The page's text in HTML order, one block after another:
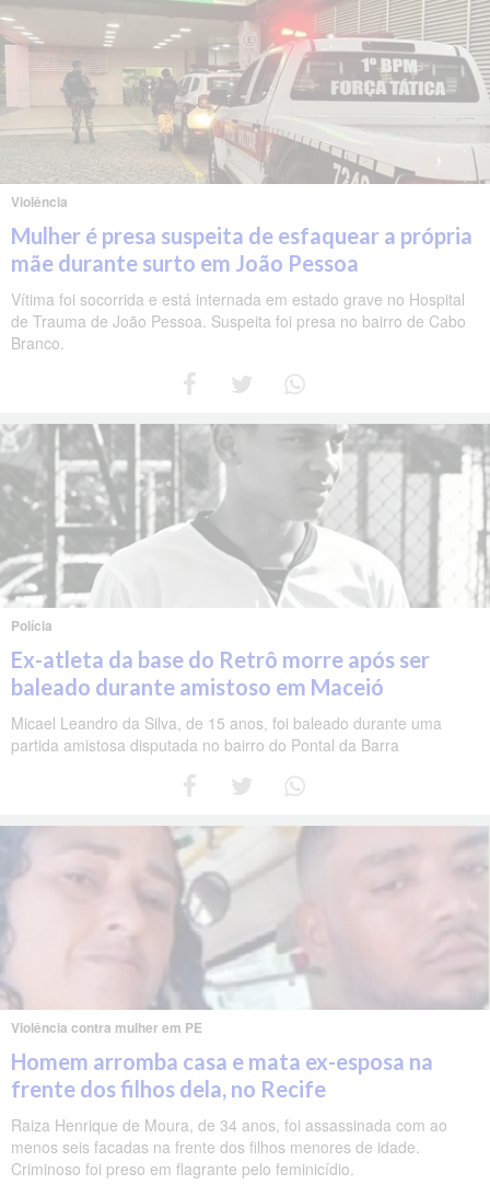
Violência
Mulher é presa suspeita de esfaquear a própria
mãe durante surto em João Pessoa
Vítima foi socorrida e está internada em estado grave no Hospital
de Trauma de João Pessoa. Suspeita foi presa no bairro de Cabo
Branco.
Polícia
Ex-atleta da base do Retrô morre após ser
baleado durante amistoso em Maceió
Micael Leandro da Silva, de 15 anos, foi baleado durante uma
partida amistosa disputada no bairro do Pontal da Barra
Violência contra mulher em PE
Homem arromba casa e mata ex-esposa na
frente dos filhos dela, no Recife
Raiza Henrique de Moura, de 34 anos, foi assassinada com ao
menos seis facadas na frente dos filhos menores de idade.
Criminoso foi preso em flagrante pelo feminicídio.